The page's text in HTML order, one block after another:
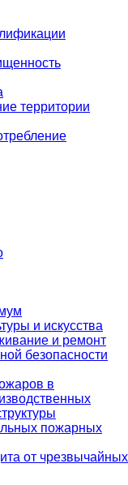
территории
и искусства
и ремонт
безопасности
в
пожарных
от чрезвычайных